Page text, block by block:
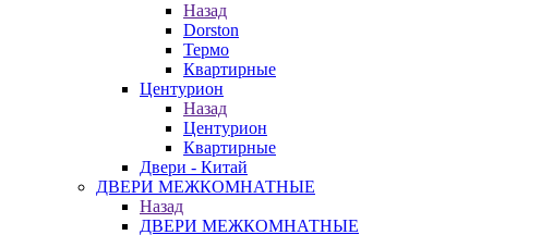
Назад
Dorston
Термо
Квартирные
Центурион
Назад
Центурион
Квартирные
Двери - Китай
ДВЕРИ МЕЖКОМНАТНЫЕ
Назад
ДВЕРИ МЕЖКОМНАТНЫЕ